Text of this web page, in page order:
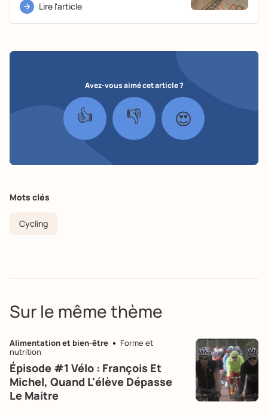
Lire l'article
Avez-vous aimé cet article ?
👍 👎 😍
Mots clés
Cycling
Sur le même thème
Alimentation et bien-être
Forme et
nutrition
Épisode #1 Vélo : François Et
Michel, Quand L'élève Dépasse
Le Maitre